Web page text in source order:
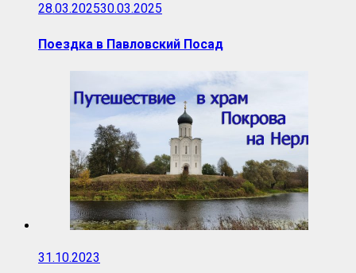
28.03.202530.03.2025
Поездка в Павловский Посад
31.10.2023